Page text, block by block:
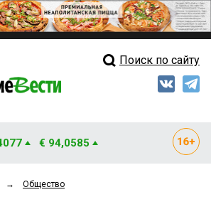
Свежий выпускПоиск по сайту
€ 94,0585
→ Общество